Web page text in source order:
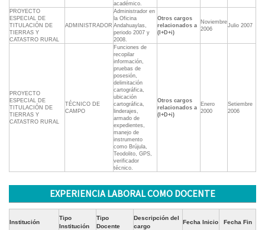
académico.
PROYECTO
ESPECIAL DE
TITULACIÓN DE
TIERRAS Y
CATASTRO RURAL
ADMINISTRADOR
Administrador en
la Oficina
Andahuaylas,
periodo 2007 y
2008.
Otros cargos
relacionados a
(I+D+i)
Noviembre
2006
Julio 2007
PROYECTO
ESPECIAL DE
TITULACIÓN DE
TIERRAS Y
CATASTRO RURAL
TÉCNICO DE
CAMPO
Funciones de
recopilar
información,
pruebas de
posesión,
delimitación
cartográfica,
ubicación
cartográfica,
linderajes,
armado de
expedientes,
manejo de
instrumento
como Brújula,
Teodolito, GPS,
verificador
técnico.
Otros cargos
relacionados a
(I+D+i)
Enero
2000
Setiembre
2006
EXPERIENCIA LABORAL COMO DOCENTE
Institución
Tipo
Institución
Tipo
Docente
Descripción del
cargo
Fecha Inicio Fecha Fin